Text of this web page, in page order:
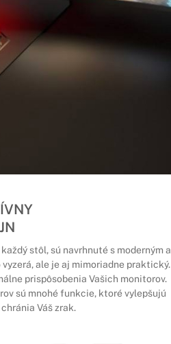
stôl, sú navrhnuté s moderným a
ale je aj mimoriadne praktický.
prispôsobenia Vašich monitorov.
sú mnohé funkcie, ktoré vylepšujú
Váš zrak.